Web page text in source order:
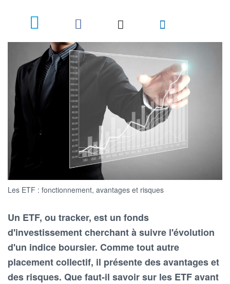
Les ETF : fonctionnement, avantages et risques
Un ETF, ou tracker, est un fonds
d'investissement cherchant à suivre l'évolution
d'un indice boursier. Comme tout autre
placement collectif, il présente des avantages et
des risques. Que faut-il savoir sur les ETF avant